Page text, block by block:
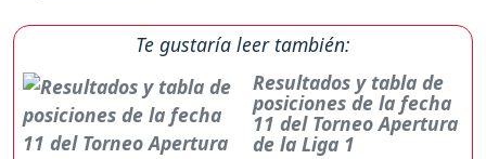
Te gustaría leer también:
Resultados y tabla de
posiciones de la fecha
11 del Torneo Apertura
de la Liga 1